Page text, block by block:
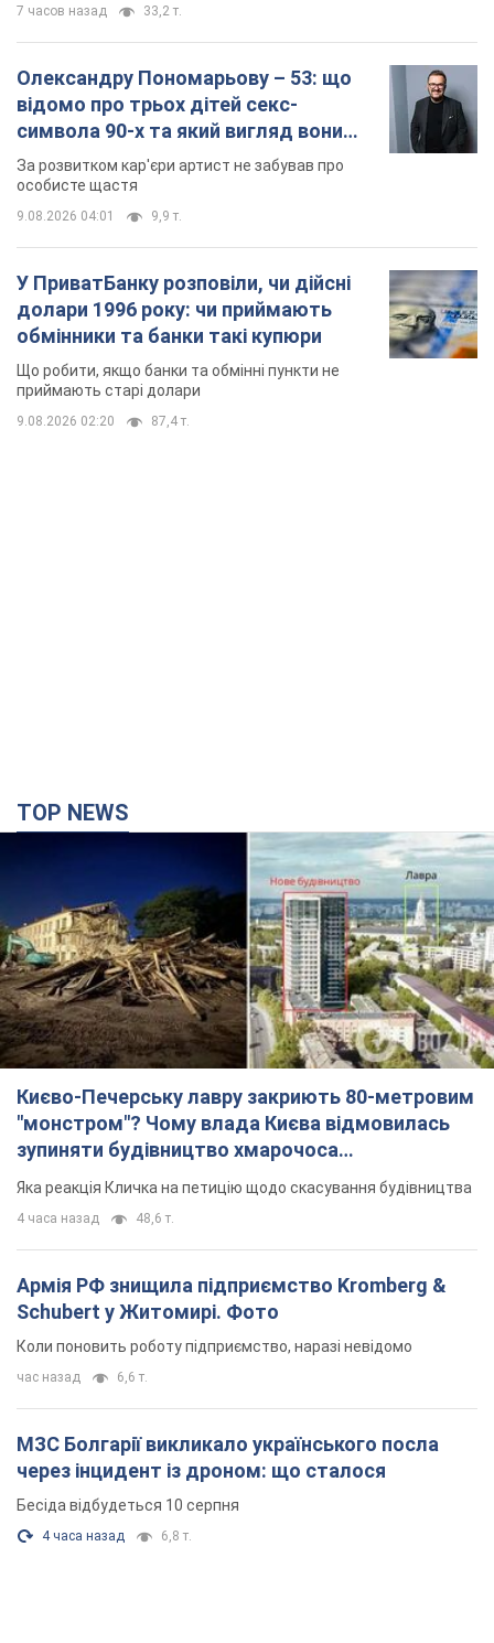
7 часов назад 33,2 т.
Олександру Пономарьову – 53: що
відомо про трьох дітей секс-
символа 90-х та який вигляд вони
мають
За розвитком кар'єри артист не забував про
особисте щастя
9.08.2026 04:01 9,9 т.
У ПриватБанку розповіли, чи дійсні
долари 1996 року: чи приймають
обмінники та банки такі купюри
Що робити, якщо банки та обмінні пункти не
приймають старі долари
9.08.2026 02:20 87,4 т.
TOP NEWS
Києво-Печерську лавру закриють 80-метровим
"монстром"? Чому влада Києва відмовилась
зупиняти будівництво хмарочоса
"московського вірянина"
Яка реакція Кличка на петицію щодо скасування будівництва
4 часа назад 48,6 т.
Армія РФ знищила підприємство Kromberg &
Schubert у Житомирі. Фото
Коли поновить роботу підприємство, наразі невідомо
час назад 6,6 т.
МЗС Болгарії викликало українського посла
через інцидент із дроном: що сталося
Бесіда відбудеться 10 серпня
4 часа назад 6,8 т.